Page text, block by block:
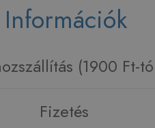
Információk
(1900 Ft-
Fizetés